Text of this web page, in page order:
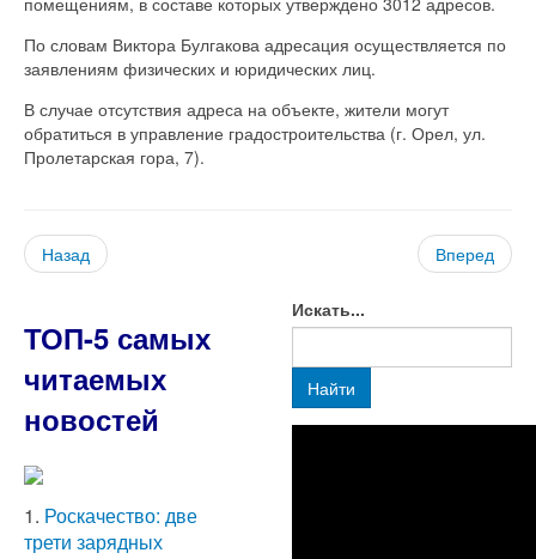
По словам Виктора Булгакова адресация осуществляется по
заявлениям физических и юридических лиц.
В случае отсутствия адреса на объекте, жители могут
обратиться в управление градостроительства (г. Орел, ул.
Пролетарская гора, 7).
Назад Вперед
ТОП-5 самых
читаемых
новостей
1. Роскачество: две
трети зарядных
Искать...
Найти